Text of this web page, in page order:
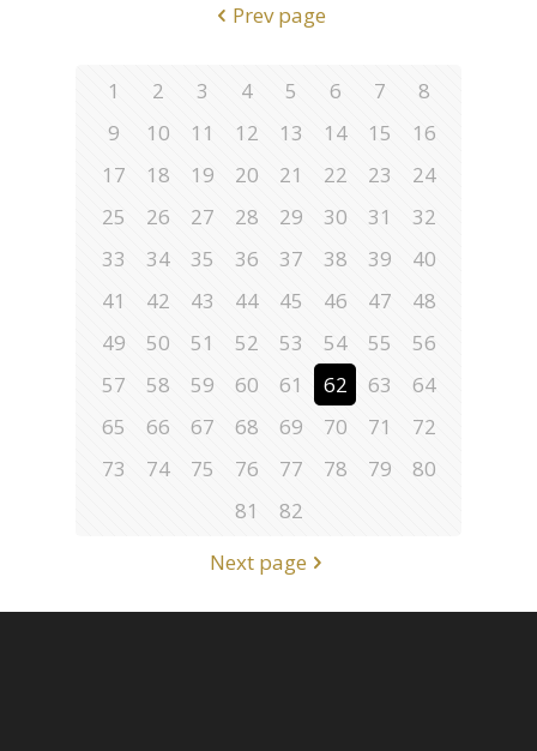
Prev page
1 2 3 4 5 6 7
8
9
10 11 12 13 14 15
16
17
18 19 20 21 22 23
24
25
26 27 28 29 30 31
32
33
34 35 36 37 38 39
40
41
42 43 44 45 46 47
48
49
50 51 52 53 54 55
56
57
58 59 60 61 62 63
64
65
66 67 68 69 70 71
72
73
74 75 76 77 78 79
80
81
82
Next page